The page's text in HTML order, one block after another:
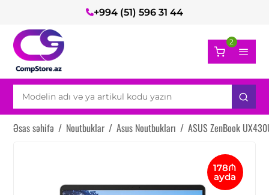
+994 (51) 596 31 44
2
Əsas səhifə / Noutbuklar / Asus Noutbukları / ASUS ZenBook
178₼
ayda